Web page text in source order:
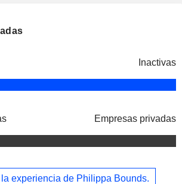
Inactivas
Empresas privadas
experiencia de Philippa Bounds.